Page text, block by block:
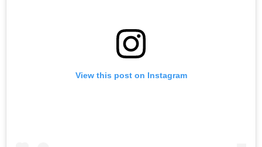
View this post on Instagram